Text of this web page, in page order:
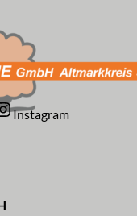
Instagram